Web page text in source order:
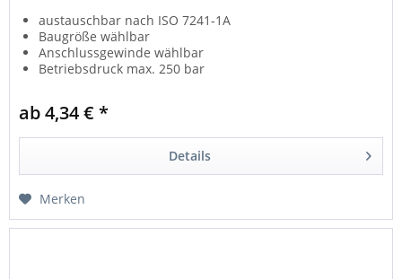
austauschbar nach ISO 7241-1A
Baugröße wählbar
Anschlussgewinde wählbar
Betriebsdruck max. 250 bar
ab 4,34 € *
Details
Merken